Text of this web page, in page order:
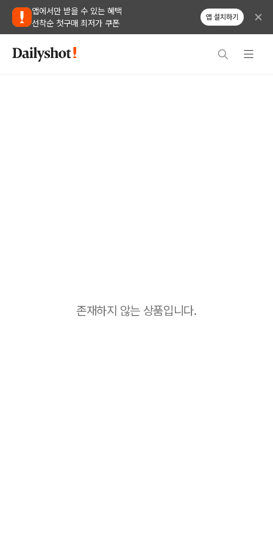
앱에서만 받을 수 있는 혜택
선착순 첫구매 최저가 쿠폰
앱 설치하기
존재하지 않는 상품입니다.